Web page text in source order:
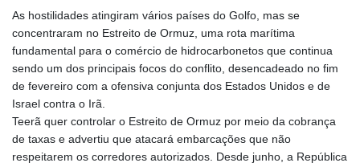
As hostilidades atingiram vários países do Golfo, mas se
concentraram no Estreito de Ormuz, uma rota marítima
fundamental para o comércio de hidrocarbonetos que continua
sendo um dos principais focos do conflito, desencadeado no fim
de fevereiro com a ofensiva conjunta dos Estados Unidos e de
Israel contra o Irã.
Teerã quer controlar o Estreito de Ormuz por meio da cobrança
de taxas e advertiu que atacará embarcações que não
respeitarem os corredores autorizados. Desde junho, a República